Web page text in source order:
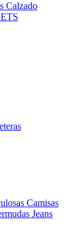
Calzado
Camisas
Jeans